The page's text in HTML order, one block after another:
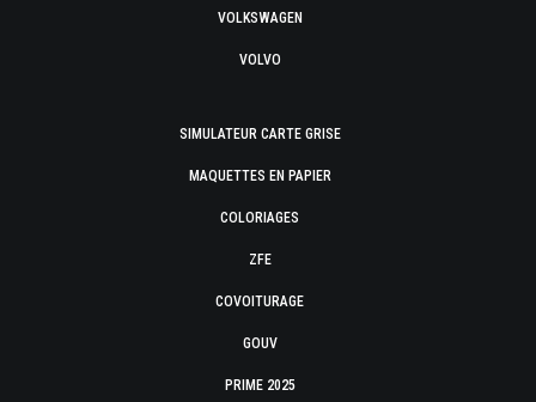
VOLKSWAGEN
VOLVO
SIMULATEUR CARTE GRISE
MAQUETTES EN PAPIER
COLORIAGES
ZFE
COVOITURAGE
GOUV
PRIME 2025